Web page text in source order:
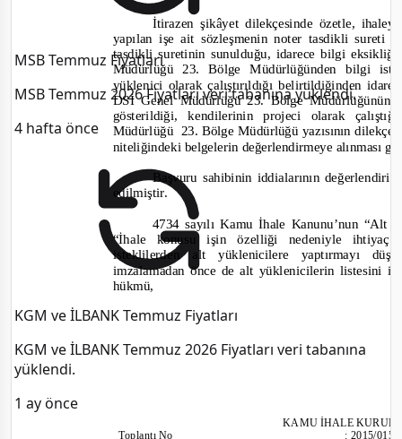
MSB Temmuz Fiyatları
MSB Temmuz 2026 Fiyatları veri tabanına yüklendi.
4 hafta önce
KGM ve İLBANK Temmuz Fiyatları
KGM ve İLBANK Temmuz 2026 Fiyatları veri tabanına
yüklendi.
1 ay önce
İtirazen şikâyet dilekçesinde özetle,
yapılan işe ait sözleşmenin noter tasdikli sureti
tasdikli suretinin sunulduğu, idarece bilgi
Müdürlüğü 23. Bölge Müdürlüğünden bilgi
yüklenici olarak çalıştırıldığı belirtildiğinden
DSİ Genel Müdürlüğü 23. Bölge
gösterildiği, kendilerinin projeci olarak
Müdürlüğü 23. Bölge Müdürlüğü yazısının
niteliğindeki belgelerin değerlendirmeye alınması
Başvuru sahibinin iddialarının
edilmiştir.
4734 sayılı Kamu İhale Kanunu’nun “Alt
“İhale konusu işin özelliği nedeniyle ihtiyaç
isteklilerden alt yüklenicilere yaptırmayı
imzalamadan önce de alt yüklenicilerin listesini
hükmü,
KAMU İHALE
ToplantıNo :2015/015